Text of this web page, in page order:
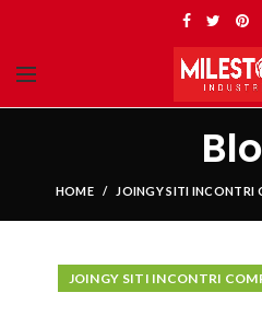
HOME JOINGY SITI INCONTRI
JOINGY SITI INCONTRI